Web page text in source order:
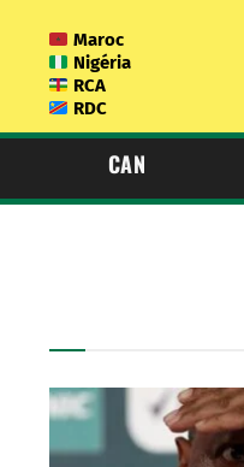
Maroc
Nigéria
RCA
RDC
CAN